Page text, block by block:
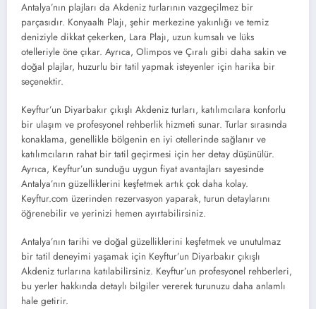
Antalya’nın plajları da Akdeniz turlarının vazgeçilmez bir
parçasıdır. Konyaaltı Plajı, şehir merkezine yakınlığı ve temiz
deniziyle dikkat çekerken, Lara Plajı, uzun kumsalı ve lüks
otelleriyle öne çıkar. Ayrıca, Olimpos ve Çıralı gibi daha sakin ve
doğal plajlar, huzurlu bir tatil yapmak isteyenler için harika bir
seçenektir.
Keyftur’un Diyarbakır çıkışlı Akdeniz turları, katılımcılara konforlu
bir ulaşım ve profesyonel rehberlik hizmeti sunar. Turlar sırasında
konaklama, genellikle bölgenin en iyi otellerinde sağlanır ve
katılımcıların rahat bir tatil geçirmesi için her detay düşünülür.
Ayrıca, Keyftur’un sunduğu uygun fiyat avantajları sayesinde
Antalya’nın güzelliklerini keşfetmek artık çok daha kolay.
Keyftur.com üzerinden rezervasyon yaparak, turun detaylarını
öğrenebilir ve yerinizi hemen ayırtabilirsiniz.
Antalya’nın tarihi ve doğal güzelliklerini keşfetmek ve unutulmaz
bir tatil deneyimi yaşamak için Keyftur’un Diyarbakır çıkışlı
Akdeniz turlarına katılabilirsiniz. Keyftur’un profesyonel rehberleri,
bu yerler hakkında detaylı bilgiler vererek turunuzu daha anlamlı
hale getirir.